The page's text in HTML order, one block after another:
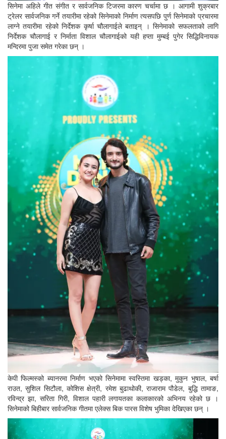
सिनेमा अहिले गीत संगीत र सार्वजनिक टिजरमा कारण चर्चामा छ । आगामी शुक्रबार
ट्रेलर सार्वजनिक गर्ने तयारीमा रहेको सिनेमाको निर्माण त्यसपछि पुर्ण सिनेमाको प्रचारमा
लाग्ने तयारीमा रहेको निर्देशक कृर्षा चौलागाईले बताइन् । सिनेमाको सफलताको लागि
निर्देशक चौलागाई र निर्माता विशाल चौलागाईको यही हप्ता मुम्बई पुगेर सिद्धिविनायक
मन्दिरमा पुजा समेत गरेका छन् ।
केपी फिल्मस्को ब्यानरमा निर्माण भएको सिनेमामा स्वस्तिमा खड्का, मुकुन भुषाल, बर्षा
राउत, सुशिल सिटौला, कोशिस क्षेत्री, रमेश बुढाथोकी, राजाराम पौडेल, बुद्धि तामाङ,
रविन्द्र झा, सरिता गिरी, विशाल पहारी लगायतका कलाकारको अभिनय रहेको छ ।
सिनेमाको बिहीबार सार्वजनिक गीतमा एलेक्स बिक पारस विशेष भुमिका देखिएका छन् ।